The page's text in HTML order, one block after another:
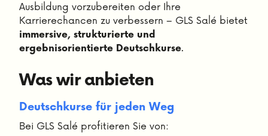
Ausbildung vorzubereiten oder Ihre
Karrierechancen zu verbessern – GLS Salé bietet
immersive, strukturierte und
ergebnisorientierte Deutschkurse.
Was wir anbieten
Deutschkurse für jeden Weg
Bei GLS Salé profitieren Sie von: